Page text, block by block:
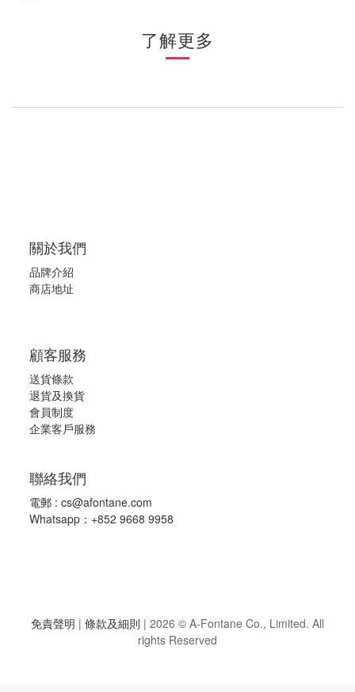
了解更多
關於我們
品牌介紹
商店地址
顧客服務
送貨條款
退貨及換貨
會員制度
企業客戶服務
聯絡我們
電郵 : cs@afontane.com
Whatsapp：+852 9668 9958
免責聲明 | 條款及細則 | 2026 © A-Fontane Co., Limited. All
rights Reserved